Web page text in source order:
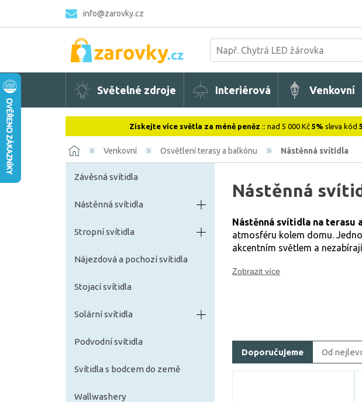
info@zarovky.cz
Světelné zdroje Interiérová Venkovní
Získejte více světla za méně peněz :: nad 5 000 Kč 5% sleva kód
Venkovní Osvětlení terasy a balkónu Nástěnná svítidla
Nástěnná
Nástěnná svítidla na terasu
atmosféru kolem domu.
akcentním světlem a
Zobrazit více
Závěsná svítidla
Nástěnná svítidla
Stropní svítidla
Nájezdová a pochozí svítidla
Stojací svítidla
Solární svítidla
Podvodní svítidla
Svítidla s bodcem do země
Wallwashery
Doporučujeme Od